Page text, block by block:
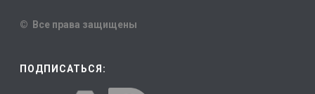
© Все права защищены
ПОДПИСАТЬСЯ: